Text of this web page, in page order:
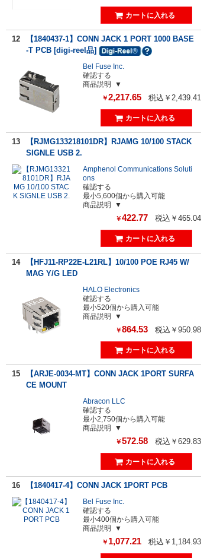
12
【1840437-1】CONN JACK 1 PORT 1000 BASE
-T PCB [digi-reel品]
Bel Fuse Inc.
確認する
商品説明
￥2,217.65 税込￥2,439.41
13
【RJMG133218101DR】RJAMG 10/100 STACK
SIGNLE USB 2.
Amphenol Communications Soluti
ons
確認する
最小5,600個から購入可能
商品説明
￥422.77 税込￥465.04
14
【HFJ11-RP22E-L21RL】10/100 POE RJ45 W/
MAG Y/G LED
HALO Electronics
確認する
最小520個から購入可能
商品説明
￥864.53 税込￥950.98
15
【ARJE-0034-MT】CONN JACK 1PORT SURFA
CE MOUNT
Abracon LLC
確認する
最小2,750個から購入可能
商品説明
￥572.58 税込￥629.83
16 【1840417-4】CONN JACK 1PORT PCB
Bel Fuse Inc.
確認する
最小400個から購入可能
商品説明
￥ 1,077.21 税込￥1,184.93